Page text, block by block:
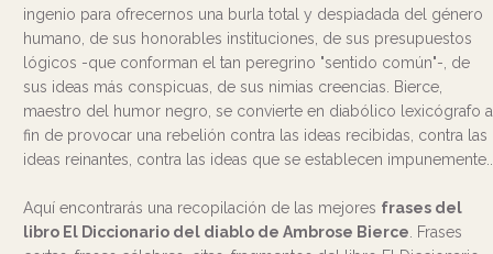
ingenio para ofrecernos una burla total y despiadada del género
humano, de sus honorables instituciones, de sus presupuestos
lógicos -que conforman el tan peregrino "sentido común"-, de
sus ideas más conspicuas, de sus nimias creencias. Bierce,
maestro del humor negro, se convierte en diabólico lexicógrafo a
fin de provocar una rebelión contra las ideas recibidas, contra las
ideas reinantes, contra las ideas que se establecen impunemente..
Aquí encontrarás una recopilación de las mejores frases del
libro El Diccionario del diablo de Ambrose Bierce . Frases